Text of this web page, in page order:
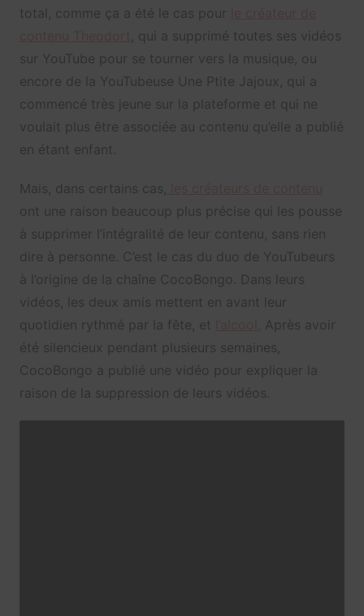
total, comme ça a été le cas pour
, qui a supprimé toutes ses vidéos
sur YouTube pour se tourner vers la musique, ou
encore de la YouTubeuse Une Ptite Jajoux, qui a
commencé très jeune sur la plateforme et qui ne
voulait plus être associée au contenu qu’elle a publié
en étant enfant.
Mais, dans certains cas,
ont une raison beaucoup plus précise qui les pousse
à supprimer l’intégralité de leur contenu, sans rien
dire à personne. C’est le cas du duo de YouTubeurs
à l’origine de la chaîne CocoBongo. Dans leurs
vidéos, les deux amis mettent en avant leur
quotidien rythmé par la fête, et
Après avoir
été silencieux pendant plusieurs semaines,
CocoBongo a publié une vidéo pour expliquer la
raison de la suppression de leurs vidéos.